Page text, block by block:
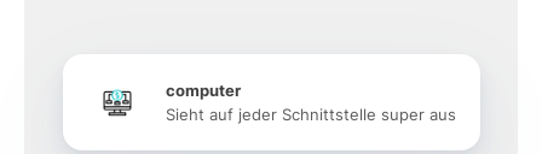
computer
Sieht auf jeder Schnittstelle super aus